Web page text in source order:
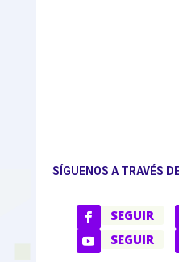
SÍGUENOS A TRAVÉS
SEGUIR
SEGUIR